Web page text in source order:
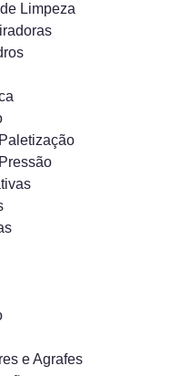
Limpeza
e Agrafes